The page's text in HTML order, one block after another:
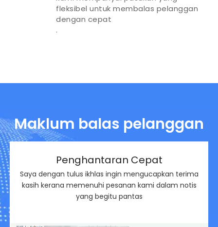
fleksibel untuk membalas pelanggan
dengan cepat
.
Maklum balas pelanggan
Penghantaran Cepat
Saya dengan tulus ikhlas ingin mengucapkan terima
kasih kerana memenuhi pesanan kami dalam notis
yang begitu pantas